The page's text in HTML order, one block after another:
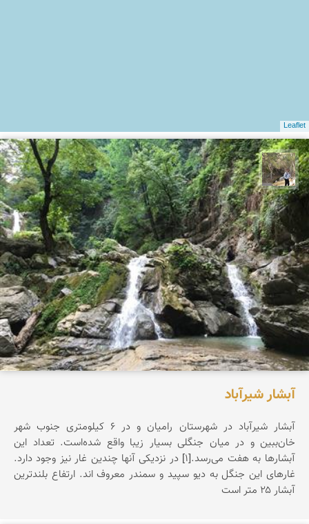
Leaflet
سیدحسین رضوانی
آبشار شیرآباد
آبشار شیرآباد در شهرستان رامیان و در ۶ کیلومتری جنوب شهر
خان‌ببین و در میان جنگلی بسیار زیبا واقع شده‌است. تعداد این
آبشارها به هفت می‌رسد.[۱] در نزدیکی آنها چندین غار نیز وجود دارد.
غارهای این جنگل به دیو سپید و سمندر معروف اند. ارتفاع بلندترین
آبشار ۲۵ متر است